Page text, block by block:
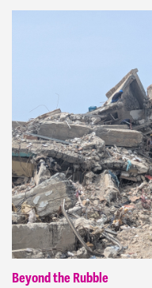
Beyond the Rubble